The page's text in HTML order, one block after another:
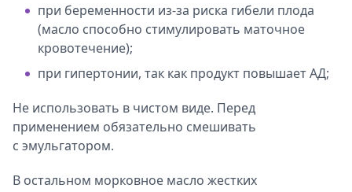
при беременности из-за риска гибели плода
(масло способно стимулировать маточное
кровотечение);
при гипертонии, так как продукт повышает АД;
Не использовать в чистом виде. Перед
применением обязательно смешивать
с эмульгатором.
В остальном морковное масло жестких